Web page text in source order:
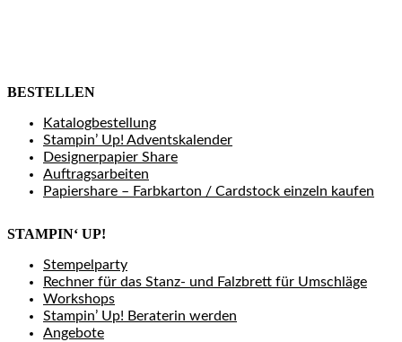
BESTELLEN
Katalogbestellung
Stampin’ Up! Adventskalender
Designerpapier Share
Auftragsarbeiten
Papiershare – Farbkarton / Cardstock einzeln kaufen
STAMPIN‘ UP!
Stempelparty
Rechner für das Stanz- und Falzbrett für Umschläge
Workshops
Stampin’ Up! Beraterin werden
Angebote